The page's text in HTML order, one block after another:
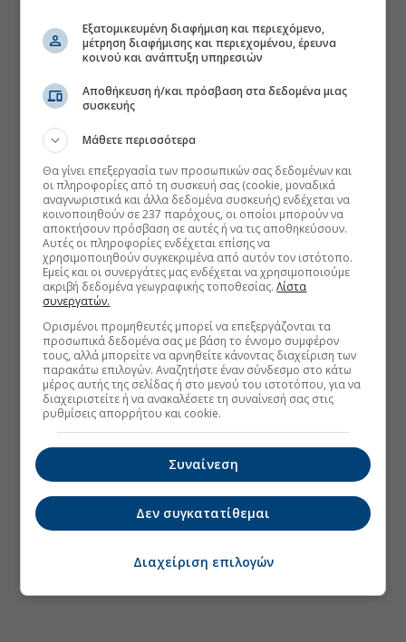
Εξατομικευμένη διαφήμιση και περιεχόμενο,
μέτρηση διαφήμισης και περιεχομένου, έρευνα
κοινού και ανάπτυξη υπηρεσιών
Αποθήκευση ή/και πρόσβαση στα δεδομένα μιας
συσκευής
Μάθετε περισσότερα
Θα γίνει επεξεργασία των προσωπικών σας δεδομένων και
οι πληροφορίες από τη συσκευή σας (cookie, μοναδικά
αναγνωριστικά και άλλα δεδομένα συσκευής) ενδέχεται να
κοινοποιηθούν σε 237 παρόχους, οι οποίοι μπορούν να
αποκτήσουν πρόσβαση σε αυτές ή να τις αποθηκεύσουν.
Αυτές οι πληροφορίες ενδέχεται επίσης να
χρησιμοποιηθούν συγκεκριμένα από αυτόν τον ιστότοπο.
Εμείς και οι συνεργάτες μας ενδέχεται να χρησιμοποιούμε
ακριβή δεδομένα γεωγραφικής τοποθεσίας.Λίστα
συνεργατών.
Ορισμένοι προμηθευτές μπορεί να επεξεργάζονται τα
προσωπικά δεδομένα σας με βάση το έννομο συμφέρον
τους, αλλά μπορείτε να αρνηθείτε κάνοντας διαχείριση των
παρακάτω επιλογών. Αναζητήστε έναν σύνδεσμο στο κάτω
μέρος αυτής της σελίδας ή στο μενού του ιστοτόπου, για να
διαχειριστείτε ή να ανακαλέσετε τη συναίνεσή σας στις
ρυθμίσεις απορρήτου και cookie.
Συναίνεση
Δεν συγκατατίθεμαι
Διαχείριση επιλογών